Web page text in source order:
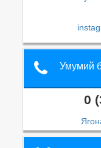
Умумий
0